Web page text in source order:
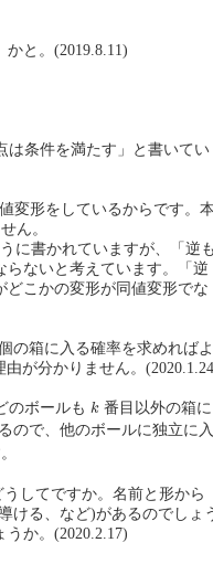
と。(2019.8.11)
は条件を満たす」と書いてい
変形をしているからです。本
ん。
に書かれていますが、「逆も
らないと考えています。「逆
どこかの変形が同値変形でな
の箱に入る確率を求めればよ
が分かりません。
のボールも k
k 番目以外の箱に
ので、他のボールに独立に入
してですか。名前と形から
ける、など)があるのでしょ
か。(2020.2.17)